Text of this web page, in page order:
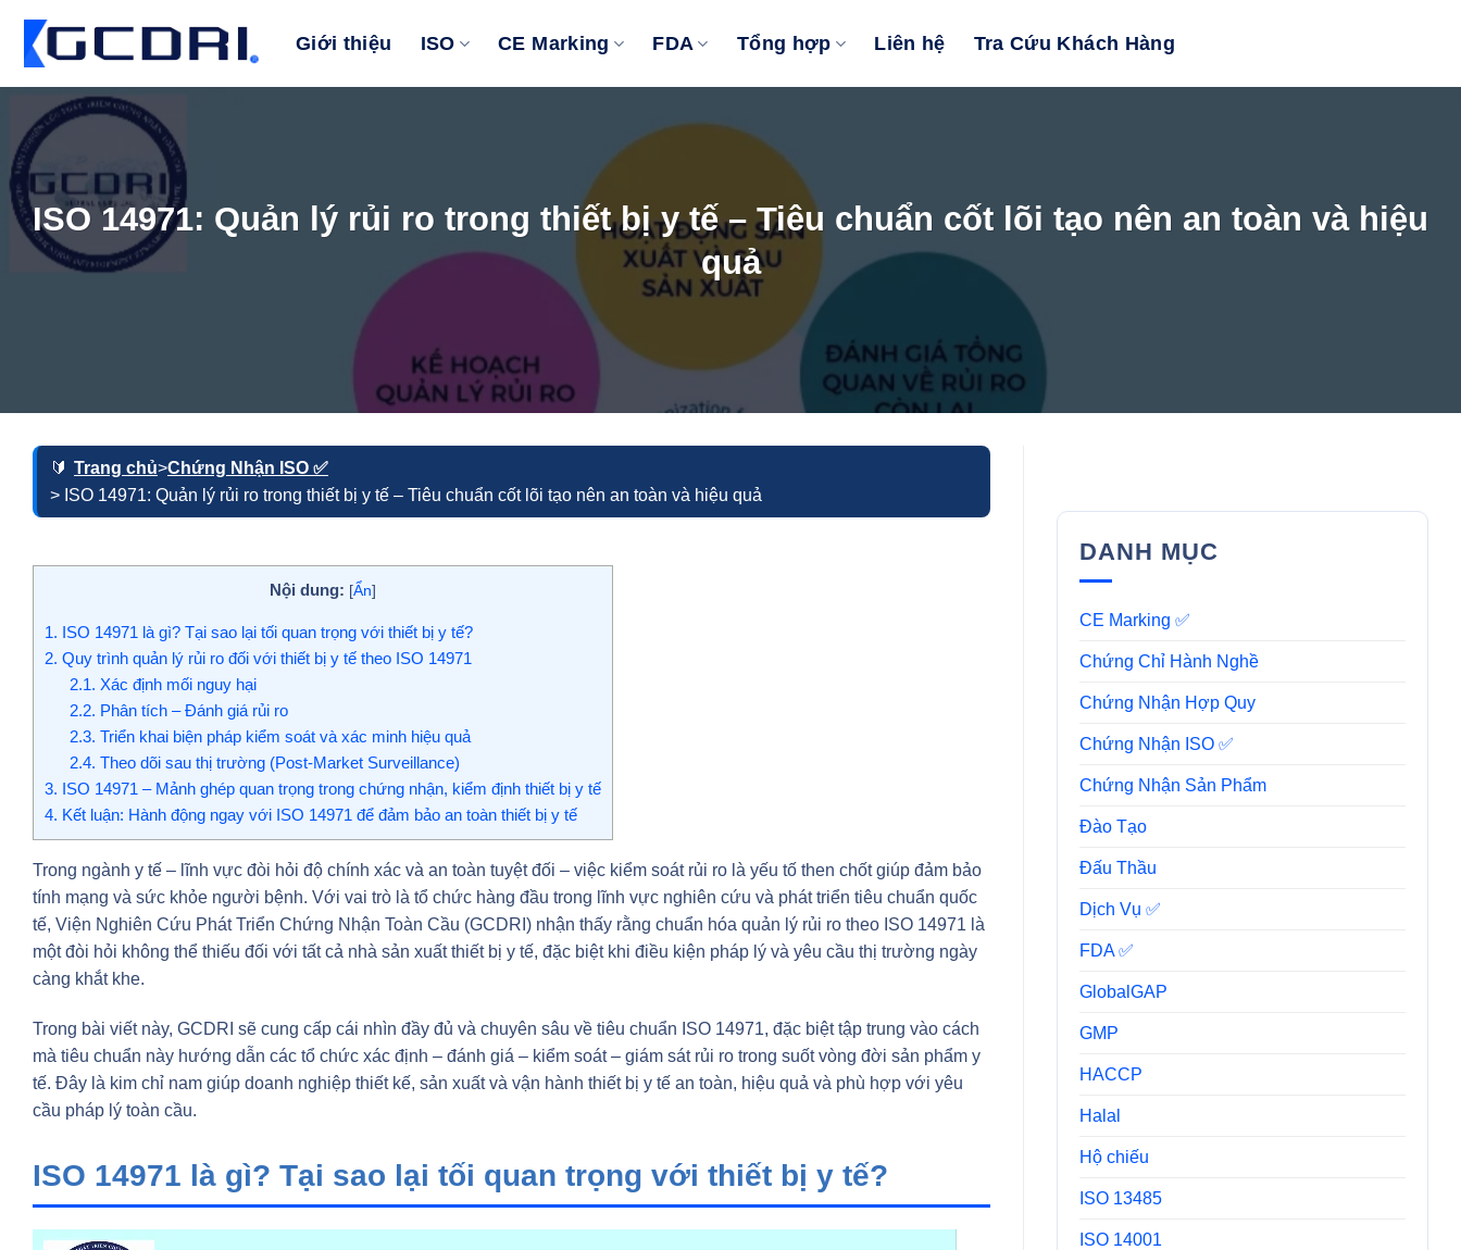
Giới thiệu ISO CE Marking FDA Tổng hợp Liên hệ Tra Cứu Khách Hàng
ISO 14971: Quản lý rủi ro trong thiết bị y tế – Tiêu chuẩn cốt lõi tạo nên an toàn và hiệu
quả
Trang chủ>Chứng Nhận ISO ✅
> ISO 14971: Quản lý rủi ro trong thiết bị y tế – Tiêu chuẩn cốt lõi tạo nên an toàn và hiệu quả
Nội dung: [Ẩn]
1. ISO 14971 là gì? Tại sao lại tối quan trọng với thiết bị y tế?
2. Quy trình quản lý rủi ro đối với thiết bị y tế theo ISO 14971
2.1. Xác định mối nguy hại
2.2. Phân tích – Đánh giá rủi ro
2.3. Triển khai biện pháp kiểm soát và xác minh hiệu quả
2.4. Theo dõi sau thị trường (Post-Market Surveillance)
3. ISO 14971 – Mảnh ghép quan trọng trong chứng nhận, kiểm định thiết bị y tế
4. Kết luận: Hành động ngay với ISO 14971 để đảm bảo an toàn thiết bị y tế
Trong ngành y tế – lĩnh vực đòi hỏi độ chính xác và an toàn tuyệt đối – việc kiểm soát rủi ro là yếu tố then chốt giúp đảm bảo
tính mạng và sức khỏe người bệnh. Với vai trò là tổ chức hàng đầu trong lĩnh vực nghiên cứu và phát triển tiêu chuẩn quốc
tế, Viện Nghiên Cứu Phát Triển Chứng Nhận Toàn Cầu (GCDRI) nhận thấy rằng chuẩn hóa quản lý rủi ro theo ISO 14971 là
một đòi hỏi không thể thiếu đối với tất cả nhà sản xuất thiết bị y tế, đặc biệt khi điều kiện pháp lý và yêu cầu thị trường ngày
càng khắt khe.
Trong bài viết này, GCDRI sẽ cung cấp cái nhìn đầy đủ và chuyên sâu về tiêu chuẩn ISO 14971, đặc biệt tập trung vào cách
mà tiêu chuẩn này hướng dẫn các tổ chức xác định – đánh giá – kiểm soát – giám sát rủi ro trong suốt vòng đời sản phẩm y
tế. Đây là kim chỉ nam giúp doanh nghiệp thiết kế, sản xuất và vận hành thiết bị y tế an toàn, hiệu quả và phù hợp với yêu
cầu pháp lý toàn cầu.
ISO 14971 là gì? Tại sao lại tối quan trọng với thiết bị y tế?
DANH MỤC
CE Marking ✅
Chứng Chỉ Hành Nghề
Chứng Nhận Hợp Quy
Chứng Nhận ISO ✅
Chứng Nhận Sản Phẩm
Đào Tạo
Đấu Thầu
Dịch Vụ ✅
FDA ✅
GlobalGAP
GMP
HACCP
Halal
Hộ chiếu
ISO 13485
ISO 14001